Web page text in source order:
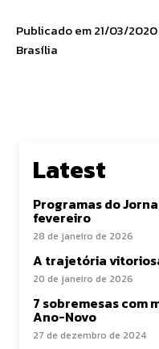
Publicado em 21/03/2020
Brasília
Latest
Programas do
fevereiro
28 de janeiro de 2026
A trajetória
20 de janeiro de 2026
7 sobremesas com
Ano-Novo
27 de dezembro de 2024